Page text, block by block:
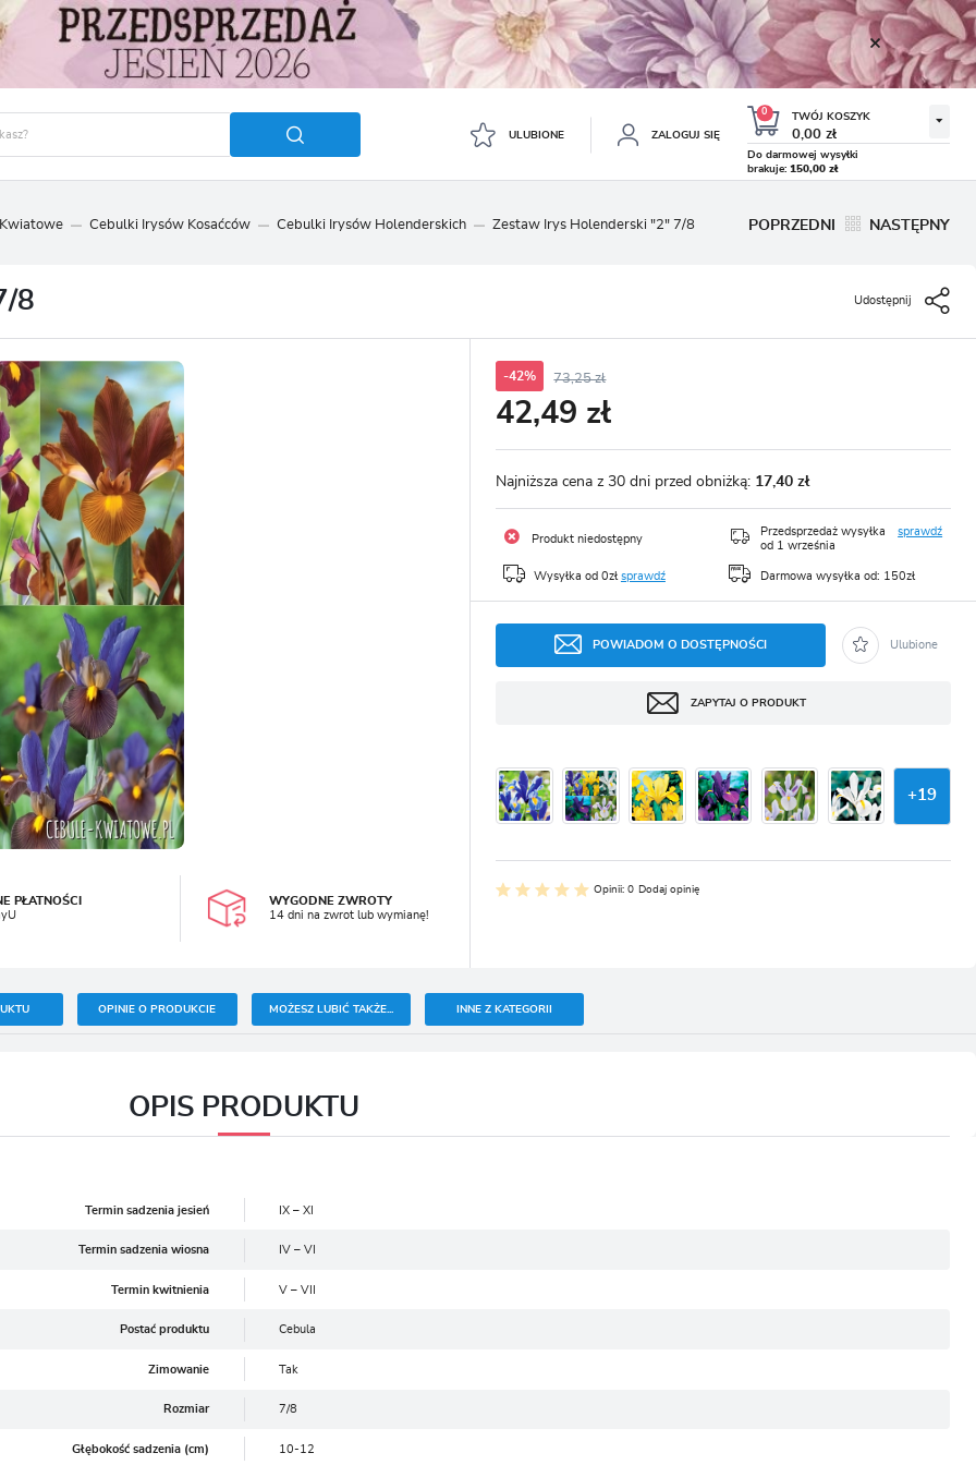
ULUBIONE ZALOGUJ SIĘ
Zapomniałem hasła
SIĘ
podgląd statusu realizacji zamówień
brak konieczności wprowadzania swoich danych przy kolejnych zakupach
0 TWÓJ KOSZYK
0,00 zł
8.99 zł 19.43 zł
KROKUS WIOSENNY MIX 50
19.99 zł 43.32 zł
Do darmowej wysyłki
brakuje: 150,00 zł
Cebulki Irysów Kosaćców Cebulki Irysów Holenderskich Zestaw Irys Holenderski "2" 7/8 POPRZEDNI NASTĘPNY
8 Udostępnij
PŁATNOŚCI
WYGODNE ZWROTY
14 dni na zwrot lub wymianę!
-42% 73,25 zł
42,49 zł
Najniższa cena z 30 dni przed obniżką: 17,40 zł
Produkt niedostępny
Przedsprzedaż wysyłka
od 1 września
sprawdź
Wysyłka od 0zł sprawdź Darmowa wysyłka od: 150zł
POWIADOM O DOSTĘPNOŚCI Ulubione
ZAPYTAJ O PRODUKT
+19
Opinii: 0 Dodaj opinię
OPINIE O PRODUKCIE MOŻESZ LUBIĆ TAKŻE... INNE Z KATEGORII
OPIS PRODUKTU
Termin sadzenia jesień IX – XI
Termin sadzenia wiosna IV – VI
Termin kwitnienia V – VII
Postać produktu Cebula
Zimowanie Tak
Rozmiar 7/8
Głębokość sadzenia (cm) 10-12